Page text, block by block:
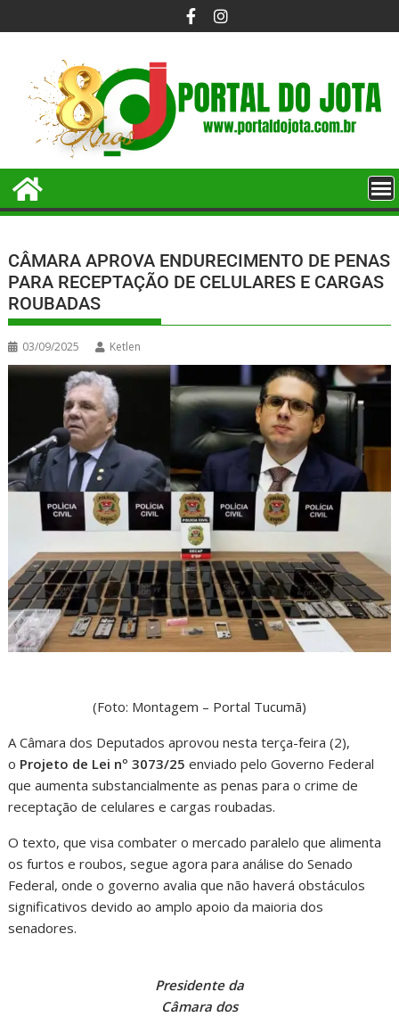
CÂMARA APROVA ENDURECIMENTO DE PENAS
PARA RECEPTAÇÃO DE CELULARES E CARGAS
ROUBADAS
03/09/2025 Ketlen
(Foto: Montagem – Portal Tucumã)
A Câmara dos Deputados aprovou nesta terça-feira (2),
o Projeto de Lei nº 3073/25enviado pelo Governo Federal
que aumenta substancialmente as penas para o crime de
receptação de celulares e cargas roubadas.
O texto, que visa combater o mercado paralelo que alimenta
os furtos e roubos, segue agora para análise do Senado
Federal, onde o governo avalia que não haverá obstáculos
significativos devido ao amplo apoio da maioria dos
senadores.
Presidente da
Câmara dos